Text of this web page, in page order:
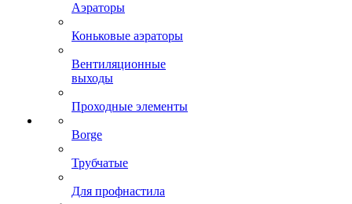
Аэраторы
Коньковые аэраторы
Вентиляционные
выходы
Проходные элементы
Borge
Трубчатые
Для профнастила